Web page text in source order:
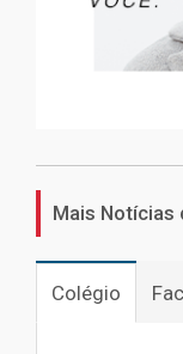
Mais Notícias
Colégio